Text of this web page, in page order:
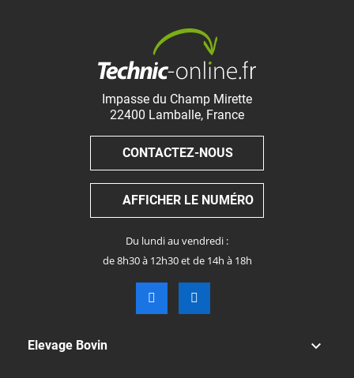
Impasse du Champ Mirette
22400 Lamballe, France
CONTACTEZ-NOUS
AFFICHER LE NUMÉRO
Du lundi au vendredi :
de 8h30 à 12h30 et de 14h à 18h
Elevage Bovin 